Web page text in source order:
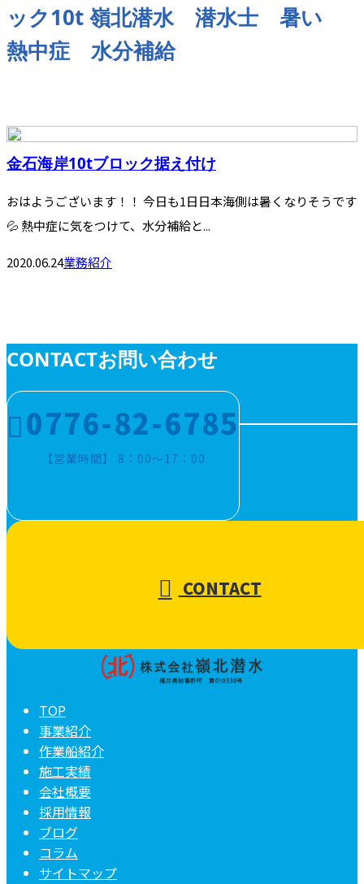
ック10t 嶺北潜水 潜水士 暑い
熱中症 水分補給
金石海岸10tブロック据え付け
おはようございます！！ 今日も1日日本海側は暑くなりそうです
💦 熱中症に気をつけて、水分補給と...
2020.06.24業務紹介
CONTACTお問い合わせ
0776-82-6785
【営業時間】 8：00～17：00
CONTACT
TOP
事業紹介
作業船紹介
施工実績
会社概要
採用情報
ブログ
コラム
サイトマップ